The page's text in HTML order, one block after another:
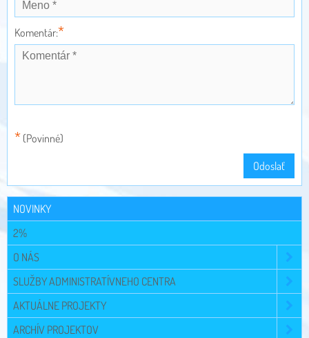
Komentár:*
* (Povinné)
Odoslať
NOVINKY
2%
O NÁS
SLUŽBY ADMINISTRATÍVNEHO CENTRA
AKTUÁLNE PROJEKTY
ARCHÍV PROJEKTOV